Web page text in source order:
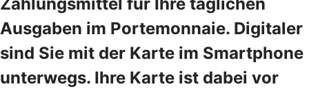
Ausgaben im Portemonnaie. Digitaler
sind Sie mit der Karte im Smartphone
unterwegs. Ihre Karte ist dabei vor